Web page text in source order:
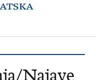
Najave